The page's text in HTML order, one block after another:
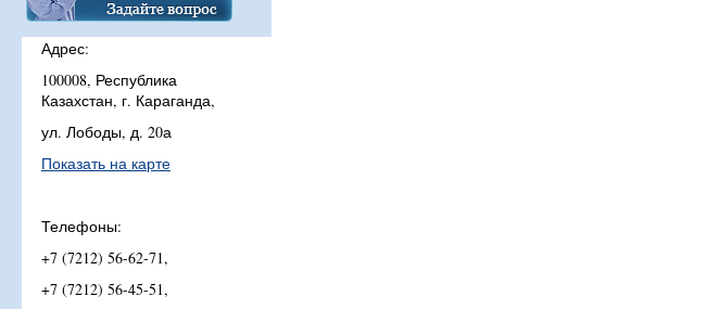
Адрес:
100008, Республика
Казахстан, г. Караганда,
ул. Лободы, д. 20а
Показать на карте
Телефоны:
+7 (7212) 56-62-71,
+7 (7212) 56-45-51,